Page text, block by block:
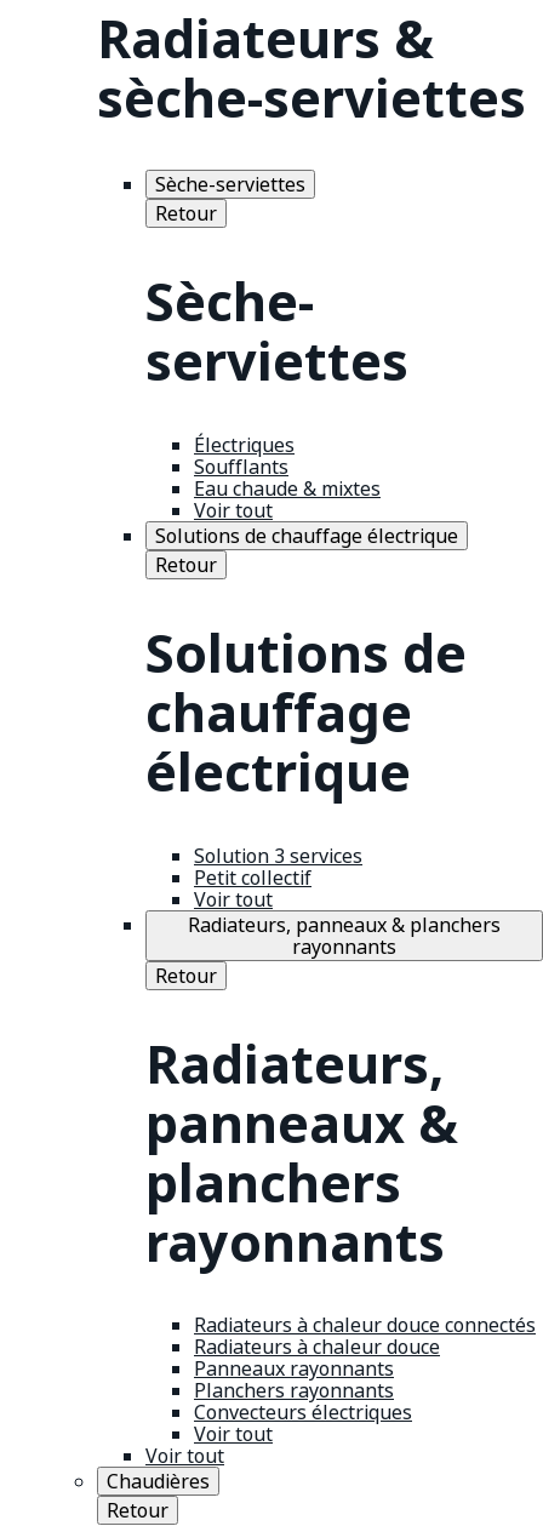
Radiateurs &
sèche-serviettes
Sèche-serviettes
Retour
Sèche-
serviettes
Électriques
Soufflants
Eau chaude & mixtes
Voir tout
Solutions de chauffage électrique
Retour
Solutions de
chauffage
électrique
Solution 3 services
Petit collectif
Voir tout
Radiateurs, panneaux & planchers
rayonnants
Retour
Radiateurs,
panneaux &
planchers
rayonnants
Radiateurs à chaleur douce connectés
Radiateurs à chaleur douce
Panneaux rayonnants
Planchers rayonnants
Convecteurs électriques
Voir tout
Voir tout
Chaudières
Retour